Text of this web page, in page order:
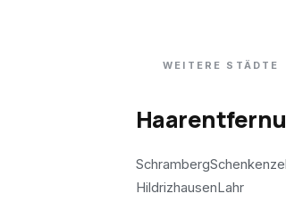
WEITERE STÄDTE
Schramberg
HildrizhausenLahr